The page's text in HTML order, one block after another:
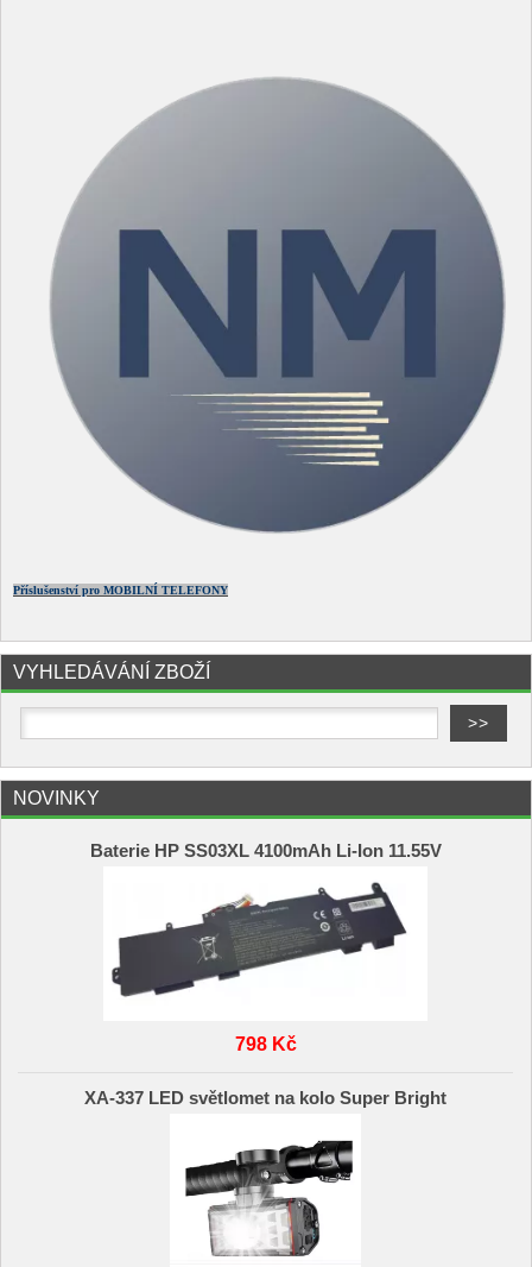
Příslušenství pro MOBILNÍ TELEFONY
VYHLEDÁVÁNÍ ZBOŽÍ
NOVINKY
Baterie HP SS03XL 4100mAh Li-Ion 11.55V
798 Kč
XA-337 LED světlomet na kolo Super Bright